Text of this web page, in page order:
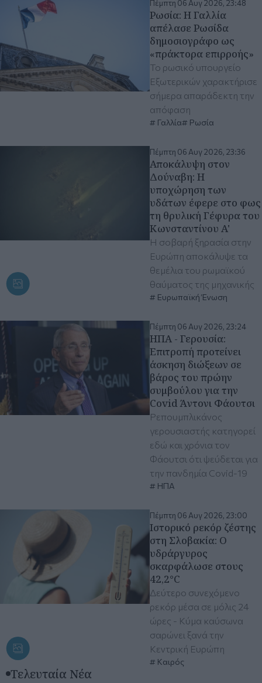
Πέμπτη 06 Αυγ 2026, 23:48
Ρωσία: Η Γαλλία
απέλασε Ρωσίδα
δημοσιογράφο ως
«πράκτορα επιρροής»
Το ρωσικό υπουργείο
Εξωτερικών χαρακτήρισε
σήμερα απαράδεκτη την
απόφαση
Γαλλία Ρωσία
Πέμπτη 06 Αυγ 2026, 23:36
Αποκάλυψη στον
Δούναβη: Η
υποχώρηση των
υδάτων έφερε στο φως
τη θρυλική Γέφυρα του
Κωνσταντίνου A'
Η σοβαρή ξηρασία στην
Ευρώπη αποκάλυψε τα
θεμέλια του ρωμαϊκού
θαύματος της μηχανικής
Ευρωπαϊκή Ένωση
Πέμπτη 06 Αυγ 2026, 23:24
ΗΠΑ - Γερουσία:
Επιτροπή προτείνει
άσκηση διώξεων σε
βάρος του πρώην
συμβούλου για την
Covid Άντονι Φάουτσι
Ρεπουμπλικάνος
γερουσιαστής κατηγορεί
εδώ και χρόνια τον
Φάουτσι ότι ψεύδεται για
την πανδημία Covid-19
ΗΠΑ
Πέμπτη 06 Αυγ 2026, 23:00
Ιστορικό ρεκόρ ζέστης
στη Σλοβακία: Ο
υδράργυρος
σκαρφάλωσε στους
42,2°C
Δεύτερο συνεχόμενο
ρεκόρ μέσα σε μόλις 24
ώρες - Κύμα καύσωνα
σαρώνει ξανά την
Κεντρική Ευρώπη
Καιρός
Τελευταία Νέα